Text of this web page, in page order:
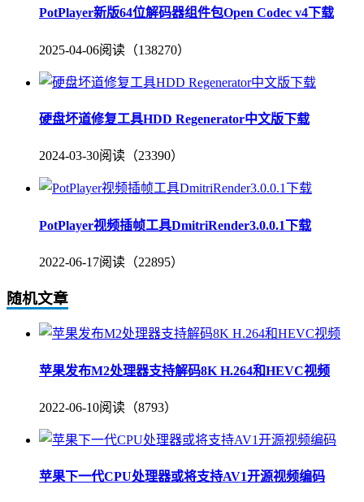
PotPlayer新版64位解码器组件包Open Codec v4下载
2025-04-06阅读（138270）
硬盘坏道修复工具HDD Regenerator中文版下载
2024-03-30阅读（23390）
PotPlayer视频插帧工具DmitriRender3.0.0.1下载
2022-06-17阅读（22895）
随机文章
苹果发布M2处理器支持解码8K H.264和HEVC视频
2022-06-10阅读（8793）
苹果下一代CPU处理器或将支持AV1开源视频编码